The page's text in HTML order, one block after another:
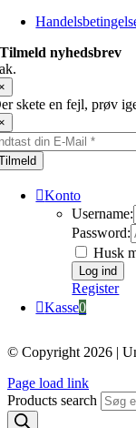
Tilmeld nyhedsbrev
skete en fejl, prøv
Konto
Username:
Password:
Husk
Register
Kasse0
© Copyright 2026 |
Page load link
Products search